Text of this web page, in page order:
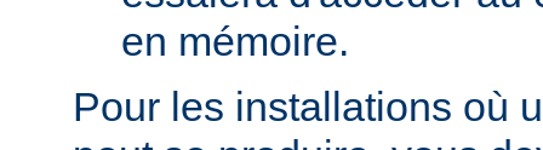
en mémoire.
Pour les installations où